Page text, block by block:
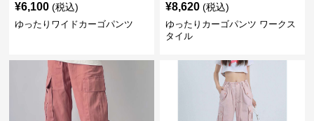
¥6,100 (税込)
ゆったりワイドカーゴパンツ
¥8,620 (税込)
ゆったりカーゴパンツ ワークス
タイル